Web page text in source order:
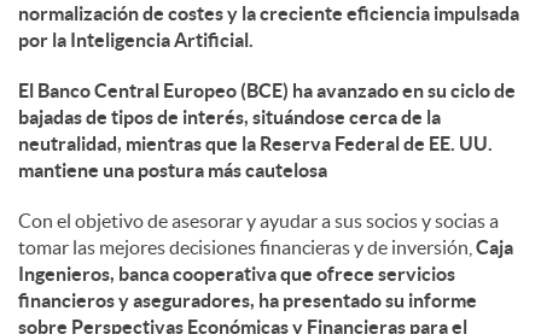
t
e
n
i
normalización de costes y la creciente eficiencia impulsada
por la Inteligencia Artificial.
El Banco Central Europeo (BCE) ha avanzado en su ciclo de
bajadas de tipos de interés, situándose cerca de la
neutralidad, mientras que la Reserva Federal de EE. UU.
mantiene una postura más cautelosa
Con el objetivo de asesorar y ayudar a sus socios y socias a
tomar las mejores decisiones financieras y de inversión, Caja
Ingenieros, banca cooperativa que ofrece servicios
financieros y aseguradores, ha presentado su informe
sobre Perspectivas Económicas y Financieras para el